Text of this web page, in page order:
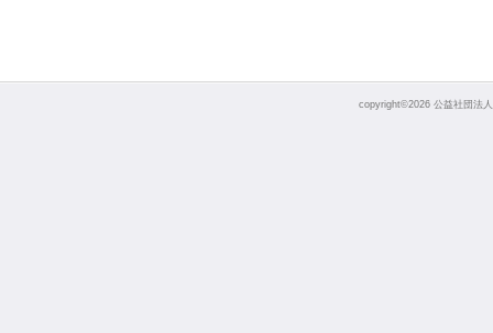
copyright©2026 公益社団法